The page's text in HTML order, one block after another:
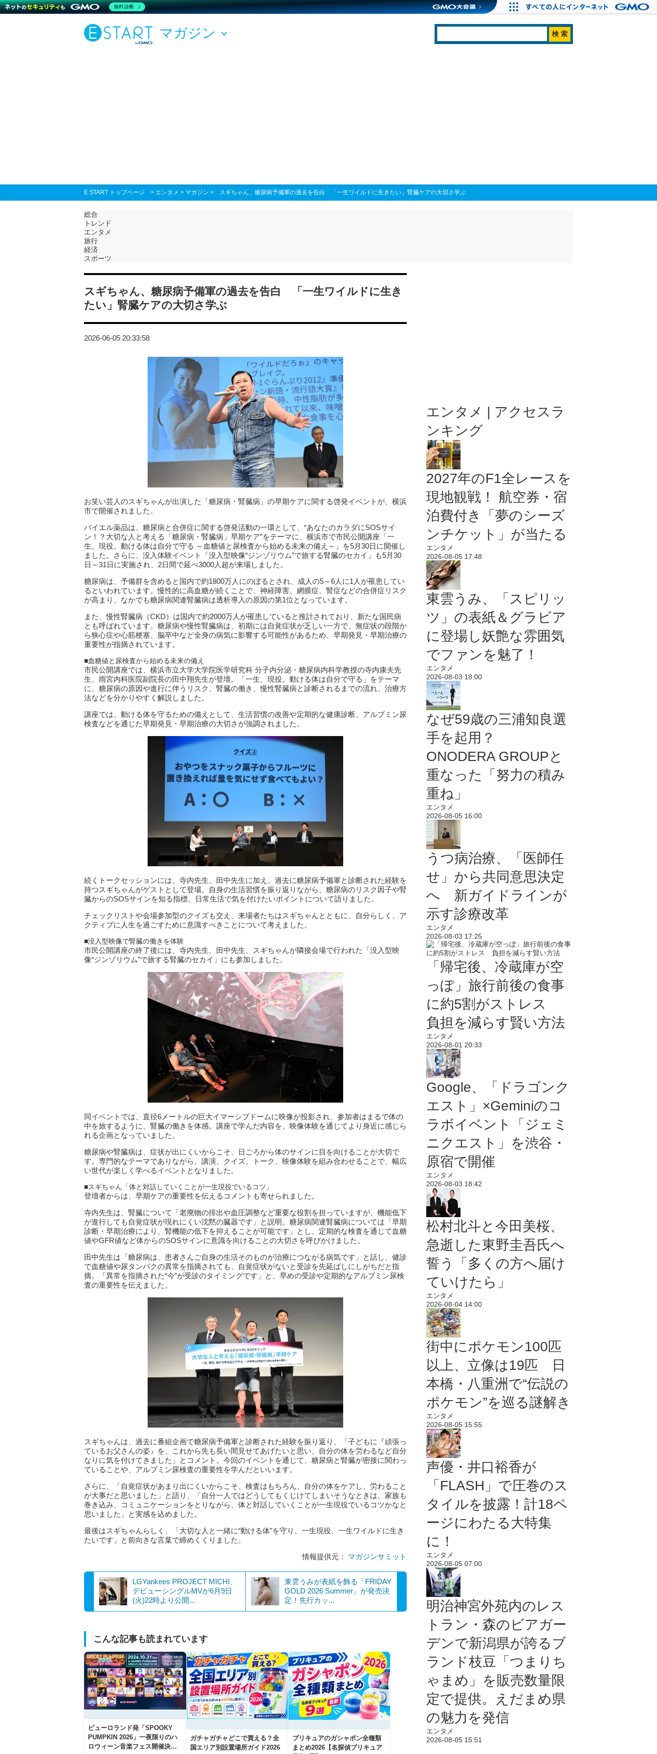
マガジン
E START トップページ > エンタメ > マガジン > スギちゃん、糖尿病予備軍の過去を告白 「一生ワイルドに生きたい」腎臓ケアの大切さ学ぶ
総合
トレンド
エンタメ
旅行
経済
スポーツ
スギちゃん、糖尿病予備軍の過去を告白 「一生ワイルドに生き
たい」腎臓ケアの大切さ学ぶ
2026-06-05 20:33:58
お笑い芸人のスギちゃんが出演した「糖尿病・腎臓病」の早期ケアに関する啓発イベントが、横浜
市で開催されました。
バイエル薬品は、糖尿病と合併症に関する啓発活動の一環として、“あなたのカラダにSOSサイ
ン！？大切な人と考える「糖尿病・腎臓病」早期ケア”をテーマに、横浜市で市民公開講座「一
生、現役。動ける体は自分で守る ～血糖値と尿検査から始める未来の備え～」を5月30日に開催し
ました。さらに、没入体験イベント「没入型映像“ジンゾリウム”で旅する腎臓のセカイ」も5月30
日～31日に実施され、2日間で延べ3000人超が来場しました。
糖尿病は、予備群を含めると国内で約1800万人にのぼるとされ、成人の5～6人に1人が罹患してい
るといわれています。慢性的に高血糖が続くことで、神経障害、網膜症、腎症などの合併症リスク
が高まり、なかでも糖尿病関連腎臓病は透析導入の原因の第1位となっています。
また、慢性腎臓病（CKD）は国内で約2000万人が罹患していると推計されており、新たな国民病
とも呼ばれています。糖尿病や慢性腎臓病は、初期には自覚症状が乏しい一方で、無症状の段階か
ら狭心症や心筋梗塞、脳卒中など全身の病気に影響する可能性があるため、早期発見・早期治療の
重要性が指摘されています。
■血糖値と尿検査から始める未来の備え
市民公開講座では、横浜市立大学大学院医学研究科 分子内分泌・糖尿病内科学教授の寺内康夫先
生、雨宮内科医院副院長の田中翔先生が登壇。「一生、現役。動ける体は自分で守る」をテーマ
に、糖尿病の原因や進行に伴うリスク、腎臓の働き、慢性腎臓病と診断されるまでの流れ、治療方
法などを分かりやすく解説しました。
講座では、動ける体を守るための備えとして、生活習慣の改善や定期的な健康診断、アルブミン尿
検査などを通じた早期発見・早期治療の大切さが強調されました。
続くトークセッションには、寺内先生、田中先生に加え、過去に糖尿病予備軍と診断された経験を
持つスギちゃんがゲストとして登場。自身の生活習慣を振り返りながら、糖尿病のリスク因子や腎
臓からのSOSサインを知る指標、日常生活で気を付けたいポイントについて語りました。
チェックリストや会場参加型のクイズも交え、来場者たちはスギちゃんとともに、自分らしく、ア
クティブに人生を過ごすために意識すべきことについて考えました。
■没入型映像で腎臓の働きを体験
市民公開講座の終了後には、寺内先生、田中先生、スギちゃんが隣接会場で行われた「没入型映
像“ジンゾリウム”で旅する腎臓のセカイ」にも参加しました。
同イベントでは、直径6メートルの巨大イマーシブドームに映像が投影され、参加者はまるで体の
中を旅するように、腎臓の働きを体感。講座で学んだ内容を、映像体験を通じてより身近に感じら
れる企画となっていました。
糖尿病や腎臓病は、症状が出にくいからこそ、日ごろから体のサインに目を向けることが大切で
す。専門的なテーマでありながら、講演、クイズ、トーク、映像体験を組み合わせることで、幅広
い世代が楽しく学べるイベントとなりました。
■スギちゃん「体と対話していくことが一生現役でいるコツ」
登壇者からは、早期ケアの重要性を伝えるコメントも寄せられました。
寺内先生は、腎臓について「老廃物の排出や血圧調整など重要な役割を担っていますが、機能低下
が進行しても自覚症状が現れにくい沈黙の臓器です」と説明。糖尿病関連腎臓病については「早期
診断・早期治療により、腎機能の低下を抑えることが可能です」とし、定期的な検査を通じて血糖
値やGFR値など体からのSOSサインに意識を向けることの大切さを呼びかけました。
田中先生は「糖尿病は、患者さんご自身の生活そのものが治療につながる病気です」と話し、健診
で血糖値や尿タンパクの異常を指摘されても、自覚症状がないと受診を先延ばしにしがちだと指
摘。「異常を指摘された“今”が受診のタイミングです」と、早めの受診や定期的なアルブミン尿検
査の重要性を伝えました。
スギちゃんは、過去に番組企画で糖尿病予備軍と診断された経験を振り返り、「子どもに『頑張っ
ているお父さんの姿』を、これから先も長い間見せてあげたいと思い、自分の体を労わるなど自分
なりに気を付けてきました」とコメント。今回のイベントを通じて、糖尿病と腎臓が密接に関わっ
ていることや、アルブミン尿検査の重要性を学んだといいます。
さらに、「自覚症状があまり出にくいからこそ、検査はもちろん、自分の体をケアし、労わること
が大事だと思いました」と語り、「自分一人ではどうしてもくじけてしまいそうなときは、家族も
巻き込み、コミュニケーションをとりながら、体と対話していくことが一生現役でいるコツかなと
思いました」と実感を込めました。
最後はスギちゃんらしく、「大切な人と一緒に“動ける体”を守り、一生現役、一生ワイルドに生き
たいです」と前向きな言葉で締めくくりました。
情報提供元： マガジンサミット
LGYankees PROJECT MICHI、
デビューシングルMVが6月9日
(火)22時より公開...
東雲うみが表紙を飾る「FRIDAY
GOLD 2026 Summer」が発売決
定！先行カッ...
こんな記事も読まれています
ピューロランド発「SPOOKY
PUMPKIN 2026」一夜限りのハ
ロウィーン音楽フェス開催決
ガチャガチャどこで買える？全
国エリア別設置場所ガイド2026
プリキュアのガシャポン全種類
まとめ2026【名探偵プリキュア
エンタメ | アクセスラ
ンキング
2027年のF1全レースを
現地観戦！ 航空券・宿
泊費付き「夢のシーズ
ンチケット」が当たる
エンタメ
2026-08-05 17:48
東雲うみ、「スピリッ
ツ」の表紙＆グラビア
に登場し妖艶な雰囲気
でファンを魅了！
エンタメ
2026-08-03 18:00
なぜ59歳の三浦知良選
手を起用？
ONODERA GROUPと
重なった「努力の積み
重ね」
エンタメ
2026-08-05 16:00
うつ病治療、「医師任
せ」から共同意思決定
へ 新ガイドラインが
示す診療改革
エンタメ
2026-08-03 17:25
「帰宅後、冷蔵庫が空
っぽ」旅行前後の食事
に約5割がストレス
負担を減らす賢い方法
エンタメ
2026-08-01 20:33
Google、「ドラゴンク
エスト」×Geminiのコ
ラボイベント「ジェミ
ニクエスト」を渋谷・
原宿で開催
エンタメ
2026-08-03 18:42
松村北斗と今田美桜、
急逝した東野圭吾氏へ
誓う「多くの方へ届け
ていけたら」
エンタメ
2026-08-04 14:00
街中にポケモン100匹
以上、立像は19匹 日
本橋・八重洲で“伝説の
ポケモン”を巡る謎解き
エンタメ
2026-08-05 15:55
声優・井口裕香が
「FLASH」で圧巻のス
タイルを披露！計18ペ
ージにわたる大特集
に！
エンタメ
2026-08-05 07:00
明治神宮外苑内のレス
トラン・森のビアガー
デンで新潟県が誇るブ
ランド枝豆「つまりち
ゃまめ」を販売数量限
定で提供。えだまめ県
の魅力を発信
エンタメ
2026-08-05 15:51
無料診断